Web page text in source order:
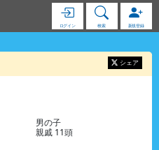
ログイン 検索 新規登録
シェア
男の子
親戚 11頭